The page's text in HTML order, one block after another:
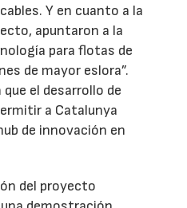
Y en cuanto a la
apuntaron a la
para flotas de
de mayor eslora”.
el desarrollo de
a Catalunya
de innovación en
del proyecto